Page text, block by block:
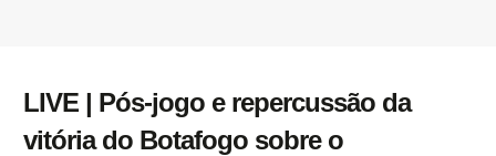
LIVE | Pós-jogo e repercussão da
vitória do Botafogo sobre o